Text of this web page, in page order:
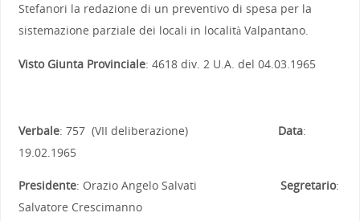
Stefanori la redazione di un preventivo di spesa per la
sistemazione parziale dei locali in località Valpantano.
Visto Giunta Provinciale: 4618 div. 2 U.A. del 04.03.1965
Verbale: 757 (VII deliberazione) Data:
19.02.1965
Presidente: Orazio Angelo Salvati Segretario:
Salvatore Crescimanno